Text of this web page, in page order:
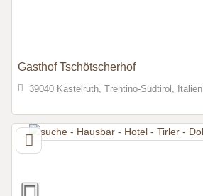
Gasthof Tschötscherhof
39040 Kastelruth, Trentino-Südtirol, Italien